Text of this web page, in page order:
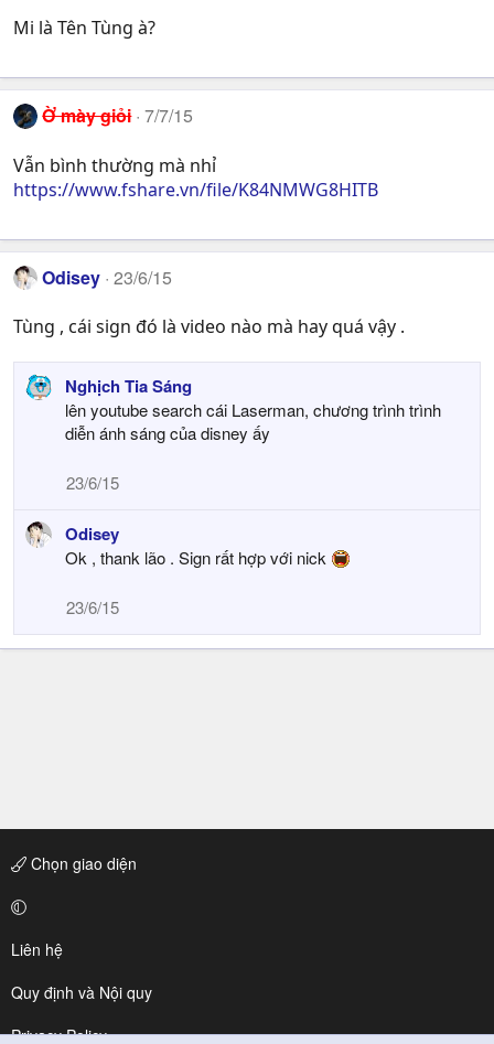
Mi là Tên Tùng à?
Ờ mày giỏi 7/7/15
Vẫn bình thường mà nhỉ
https://www.fshare.vn/file/K84NMWG8HITB
Odisey 23/6/15
Tùng , cái sign đó là video nào mà hay quá vậy .
Nghịch Tia Sáng
lên youtube search cái Laserman, chương trình trình
diễn ánh sáng của disney ấy
23/6/15
Odisey
Ok , thank lão . Sign rất hợp với nick
23/6/15
Chọn giao diện
Liên hệ
Quy định và Nội quy
Privacy Policy